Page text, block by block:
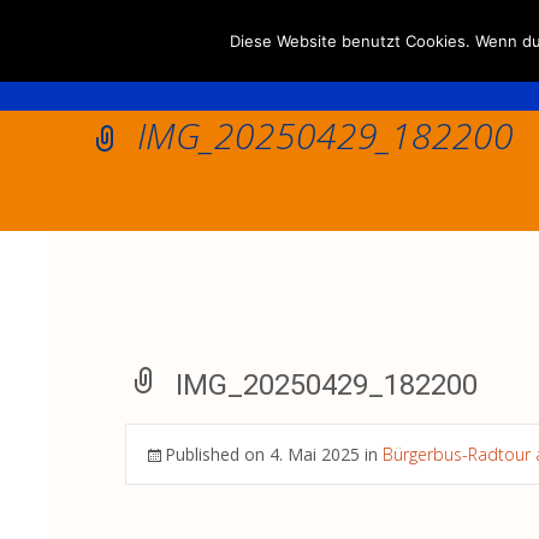
IMG_20250429_182200
IMG_20250429_182200
Published on 4. Mai 2025 in Bürgerbus-Radtour
Diese Website benutzt Cookies. Wenn